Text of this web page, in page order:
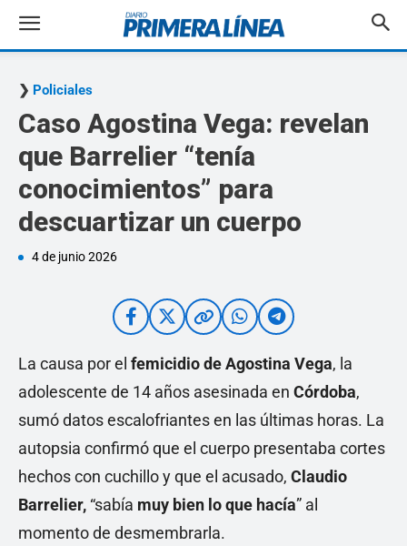
Policiales
Caso Agostina Vega: revelan
que Barrelier “tenía
conocimientos” para
descuartizar un cuerpo
4 de junio 2026
La causa por el femicidio de Agostina Vega, la
adolescente de 14 años asesinada en Córdoba,
sumó datos escalofriantes en las últimas horas. La
autopsia confirmó que el cuerpo presentaba cortes
hechos con cuchillo y que el acusado, Claudio
Barrelier, “sabía muy bien lo que hacía” al
momento de desmembrarla.